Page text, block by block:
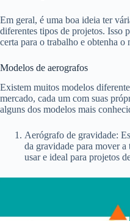
Em geral, é uma boa ideia ter
diferentes tipos de projetos. Isso
certa para o trabalho e obtenha o
Modelos de aerografos
Existem muitos modelos
mercado, cada um com suas
alguns dos modelos mais
Aerógrafo de gravidade:
da gravidade para mover
usar e ideal para projetos